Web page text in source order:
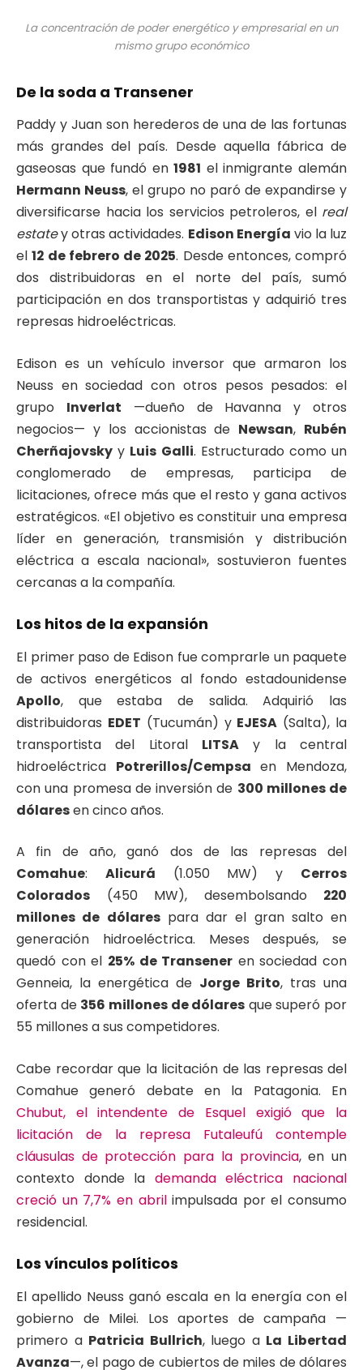
La concentración de poder energético y empresarial en un
mismo grupo económico
De la soda a Transener
Paddy y Juan son herederos de una de las fortunas
más grandes del país. Desde aquella fábrica de
gaseosas que fundó en1981 el inmigrante alemán
Hermann Neuss, el grupo no paró de expandirse y
diversificarse hacia los servicios petroleros, el real
estatey otras actividades. Edison Energía vio la luz
el12 de febrero de 2025. Desde entonces, compró
dos distribuidoras en el norte del país, sumó
participación en dos transportistas y adquirió tres
represas hidroeléctricas.
Edison es un vehículo inversor que armaron los
Neuss en sociedad con otros pesos pesados: el
grupo Inverlat —dueño de Havanna y otros
negocios— y los accionistas de Newsan, Rubén
Cherñajovsky y Luis Galli. Estructurado como un
conglomerado de empresas, participa de
licitaciones, ofrece más que el resto y gana activos
estratégicos. «El objetivo es constituir una empresa
líder en generación, transmisión y distribución
eléctrica a escala nacional», sostuvieron fuentes
cercanas a la compañía.
Los hitos de la expansión
El primer paso de Edison fue comprarle un paquete
de activos energéticos al fondo estadounidense
Apollo, que estaba de salida. Adquirió las
distribuidoras EDET (Tucumán) y EJESA (Salta), la
transportista del Litoral LITSA y la central
hidroeléctrica Potrerillos/Cempsa en Mendoza,
con una promesa de inversión de 300 millones de
dólaresen cinco años.
A fin de año, ganó dos de las represas del
Comahue: Alicurá (1.050 MW) y Cerros
Colorados (450 MW), desembolsando 220
millones de dólarespara dar el gran salto en
generación hidroeléctrica. Meses después, se
quedó con el 25% de Transener en sociedad con
Genneia, la energética de Jorge Brito, tras una
oferta de 356 millones de dólares que superó por
55 millones a sus competidores.
Cabe recordar que la licitación de las represas del
Comahue generó debate en la Patagonia. En
Chubut, el intendente de Esquel exigió que la
licitación de la represa Futaleufú contemple
cláusulas de protección para la provincia, en un
contexto donde la demanda eléctrica nacional
creció un 7,7% en abrilimpulsada por el consumo
residencial.
Los vínculos políticos
El apellido Neuss ganó escala en la energía con el
gobierno de Milei. Los aportes de campaña —
primero a Patricia Bullrich, luego a La Libertad
Avanza—, el pago de cubiertos de miles de dólares